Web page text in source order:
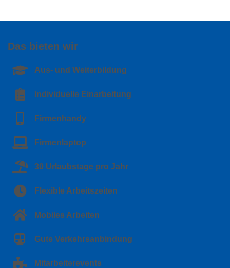
Das bieten wir
Aus- und Weiterbildung
Individuelle Einarbeitung
Firmenhandy
Firmenlaptop
30 Urlaubstage pro Jahr
Flexible Arbeitszeiten
Mobiles Arbeiten
Gute Verkehrsanbindung
Mitarbeiterevents